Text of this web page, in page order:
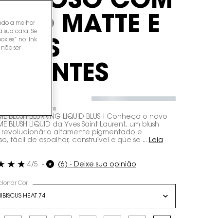
MATTE E
sem juros
BLUSH BLURRING LIQUID BLUSH Conheça o novo
BLUSH LIQUID da Yves Saint Laurent, um blush
revolucionário altamente pigmentado e
fácil de espalhar, construível e que se ... Leia
4/5 (6) - Deixe sua opinião
HEAT 74
Cor
a melhor
sua cara. Se
no link
ser